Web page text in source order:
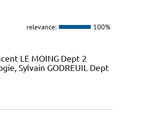
relevance: 100%
LE MOING Dept 2
Sylvain GODREUIL Dept